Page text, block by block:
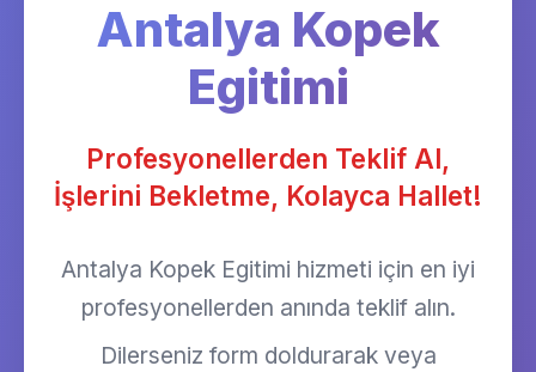
Antalya Kopek
Egitimi
Profesyonellerden Teklif Al,
İşlerini Bekletme, Kolayca Hallet!
Antalya Kopek Egitimi hizmeti için en iyi
profesyonellerden anında teklif alın.
Dilerseniz form doldurarak veya